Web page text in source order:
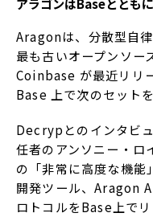
Aragonは、分散型自
最も古いオープンソー
Coinbase が最近リリ
Base 上で次のセット
Decrypとのインタビ
任者のアンソニー・ロ
の「非常に高度な機能
開発ツール、Aragon
ロトコルをBase上でリ